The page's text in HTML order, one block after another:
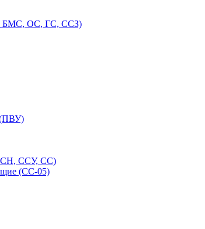
БМС, ОС, ГС, ССЗ)
(ПВУ)
ССУ, СС)
(СС-05)